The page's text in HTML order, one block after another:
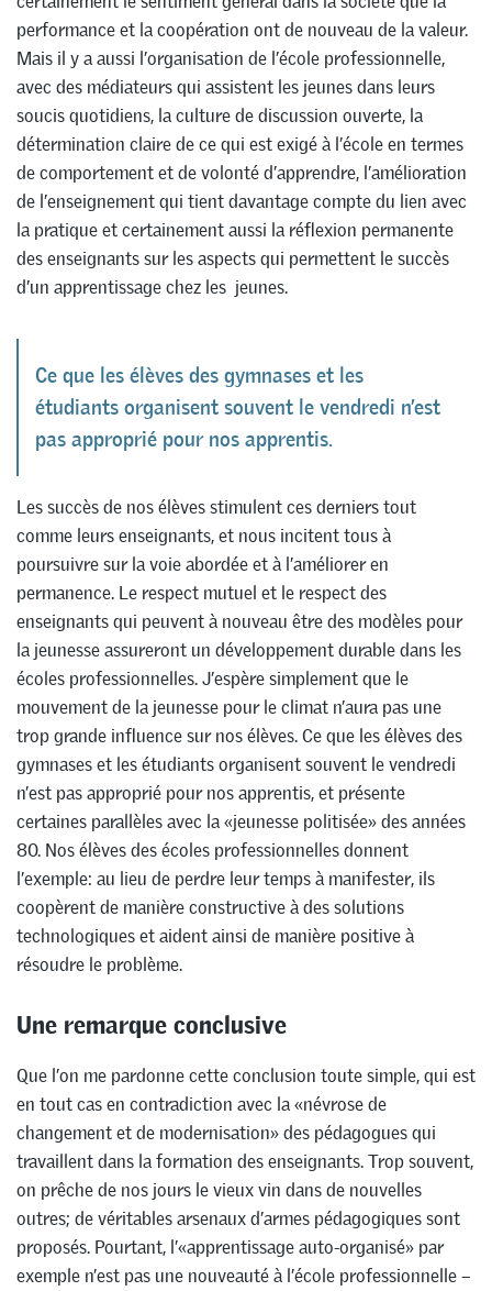
performance et la coopération ont de nouveau de la valeur.
Mais il y a aussi l’organisation de l’école professionnelle,
avec des médiateurs qui assistent les jeunes dans leurs
soucis quotidiens, la culture de discussion ouverte, la
détermination claire de ce qui est exigé à l’école en termes
de comportement et de volonté d’apprendre, l’amélioration
de l’enseignement qui tient davantage compte du lien avec
la pratique et certainement aussi la réflexion permanente
des enseignants sur les aspects qui permettent le succès
d’un apprentissage chez les jeunes.
Ce que les élèves des gymnases et les
étudiants organisent souvent le vendredi n’est
pas approprié pour nos apprentis.
Les succès de nos élèves stimulent ces derniers tout
comme leurs enseignants, et nous incitent tous à
poursuivre sur la voie abordée et à l’améliorer en
permanence. Le respect mutuel et le respect des
enseignants qui peuvent à nouveau être des modèles pour
la jeunesse assureront un développement durable dans les
écoles professionnelles. J’espère simplement que le
mouvement de la jeunesse pour le climat n’aura pas une
trop grande influence sur nos élèves. Ce que les élèves des
gymnases et les étudiants organisent souvent le vendredi
n’est pas approprié pour nos apprentis, et présente
certaines parallèles avec la «jeunesse politisée» des années
80. Nos élèves des écoles professionnelles donnent
l’exemple: au lieu de perdre leur temps à manifester, ils
coopèrent de manière constructive à des solutions
technologiques et aident ainsi de manière positive à
résoudre le problème.
Une remarque conclusive
Que l’on me pardonne cette conclusion toute simple, qui est
en tout cas en contradiction avec la «névrose de
changement et de modernisation» des pédagogues qui
travaillent dans la formation des enseignants. Trop souvent,
on prêche de nos jours le vieux vin dans de nouvelles
outres; de véritables arsenaux d’armes pédagogiques sont
proposés. Pourtant, l’«apprentissage auto-organisé» par
exemple n’est pas une nouveauté à l’école professionnelle –